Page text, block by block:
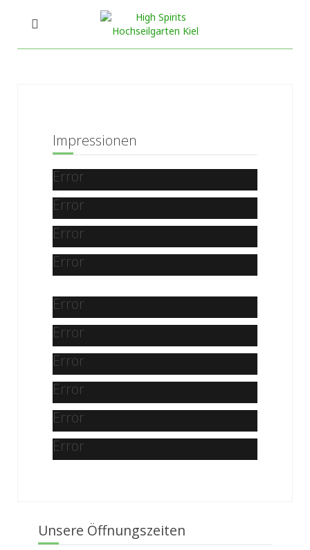
Impressionen
Error
Error
Error
Error
Error
Error
Error
Error
Error
Error
Unsere Öffnungszeiten